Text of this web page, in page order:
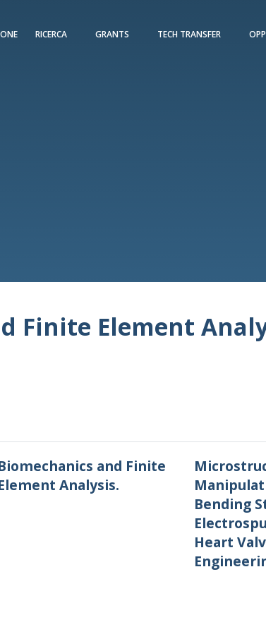
RICERCA GRANTS TECH TRANSFER
Finite Element
and Finite
Analysis.
Bending
Heart